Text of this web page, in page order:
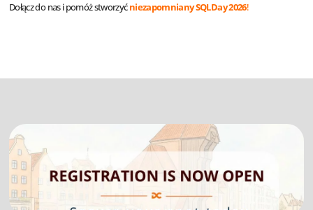
Dołącz do nas i pomóż stworzyćniezapomniany SQLDay 2026!